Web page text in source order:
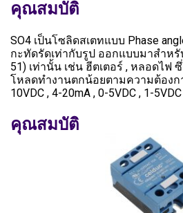
คุณสมบัติ
SO4 เป็นโซลิดสเตทแบบ Phase
กะทัดรัดเท่ากับรูป ออกแบบมาสำหรั
51) เท่านั้น เช่น ฮีตเตอร์ , หลอดไฟ
โหลดทำงานตกน้อยตามความต้องก
10VDC , 4-20mA , 0-5VDC , 1-
คุณสมบัติ